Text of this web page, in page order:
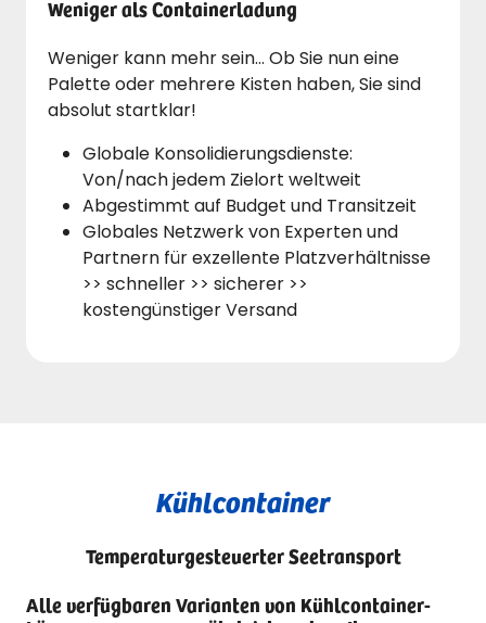
Weniger als Containerladung
Weniger kann mehr sein… Ob Sie nun eine
Palette oder mehrere Kisten haben, Sie sind
absolut startklar!
Globale Konsolidierungsdienste:
Von/nach jedem Zielort weltweit
Abgestimmt auf Budget und Transitzeit
Globales Netzwerk von Experten und
Partnern für exzellente Platzverhältnisse
>> schneller >> sicherer >>
kostengünstiger Versand
Kühlcontainer
Temperaturgesteuerter Seetransport
Alle verfügbaren Varianten von Kühlcontainer-